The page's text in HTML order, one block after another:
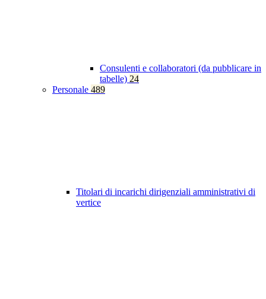
Consulenti e collaboratori (da pubblicare in
tabelle) 24
Personale 489
Titolari di incarichi dirigenziali amministrativi di
vertice